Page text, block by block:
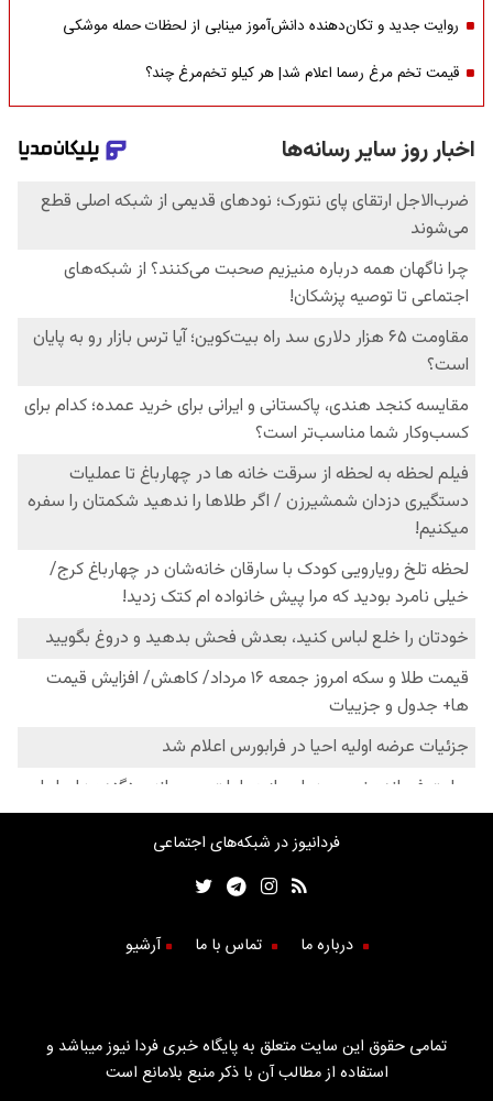
روایت جدید و تکان‌دهنده دانش‌آموز مینابی از لحظات حمله موشکی
قیمت تخم مرغ رسما اعلام شد| هر کیلو تخم‌مرغ چند؟
فردانیوز در شبکه‌های اجتماعی
درباره ما تماس با ما آرشیو
تمامی حقوق این سایت متعلق به پایگاه خبری فردا نیوز میباشد و
استفاده از مطالب آن با ذکر منبع بلامانع است